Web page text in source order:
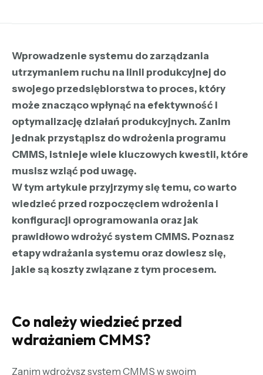
Wprowadzenie systemu do zarządzania
utrzymaniem ruchu na linii produkcyjnej do
swojego przedsiębiorstwa to proces, który
może znacząco wpłynąć na efektywność i
optymalizację działań produkcyjnych. Zanim
jednak przystąpisz do wdrożenia programu
CMMS, istnieje wiele kluczowych kwestii, które
musisz wziąć pod uwagę.
W tym artykule przyjrzymy się temu, co warto
wiedzieć przed rozpoczęciem wdrożenia i
konfiguracji oprogramowania oraz jak
prawidłowo wdrożyć system CMMS. Poznasz
etapy wdrażania systemu oraz dowiesz się,
jakie są koszty związane z tym procesem.
Co należy wiedzieć przed
wdrażaniem CMMS?
Zanim wdrożysz system CMMS w swoim